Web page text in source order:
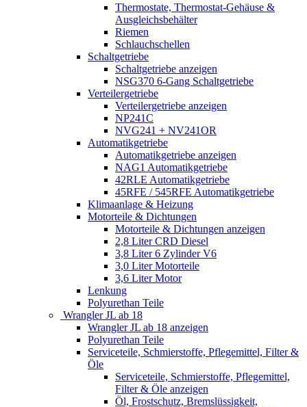
Thermostate, Thermostat-Gehäuse &
Ausgleichsbehälter
Riemen
Schlauchschellen
Schaltgetriebe
Schaltgetriebe anzeigen
NSG370 6-Gang Schaltgetriebe
Verteilergetriebe
Verteilergetriebe anzeigen
NP241C
NVG241 + NV241OR
Automatikgetriebe
Automatikgetriebe anzeigen
NAG1 Automatikgetriebe
42RLE Automatikgetriebe
45RFE / 545RFE Automatikgetriebe
Klimaanlage & Heizung
Motorteile & Dichtungen
Motorteile & Dichtungen anzeigen
2,8 Liter CRD Diesel
3,8 Liter 6 Zylinder V6
3,0 Liter Motorteile
3,6 Liter Motor
Lenkung
Polyurethan Teile
Wrangler JL ab 18
Wrangler JL ab 18 anzeigen
Polyurethan Teile
Serviceteile, Schmierstoffe, Pflegemittel, Filter &
Öle
Serviceteile, Schmierstoffe, Pflegemittel,
Filter & Öle anzeigen
Öl, Frostschutz, Bremslüssigkeit,